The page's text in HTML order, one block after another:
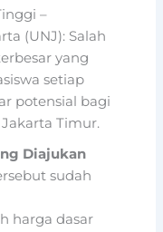
–
(UNJ): Salah
yang
setiap
potensial bagi
Timur.
Diajukan
sudah
harga dasar